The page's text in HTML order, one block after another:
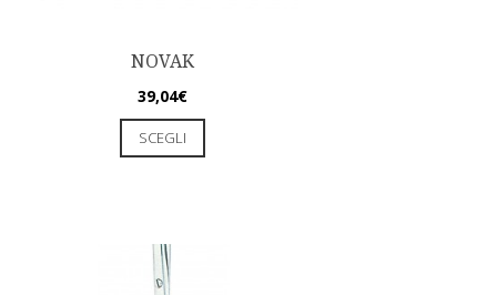
NOVAK
39,04€
SCEGLI